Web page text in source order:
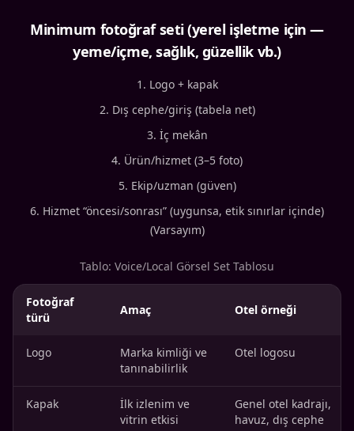
Minimum fotoğraf seti (yerel işletme için —
yeme/içme, sağlık, güzellik vb.)
Logo + kapak
Dış cephe/giriş (tabela net)
İç mekân
Ürün/hizmet (3–5 foto)
Ekip/uzman (güven)
Hizmet “öncesi/sonrası” (uygunsa, etik sınırlar içinde)
(Varsayım)
Tablo: Voice/Local Görsel Set Tablosu
Fotoğraf
türü
Amaç Otel örneği
Logo
Marka kimliği ve
tanınabilirlik
Otel logosu
Kapak
İlk izlenim ve
vitrin etkisi
Genel otel kadrajı,
havuz, dış cephe